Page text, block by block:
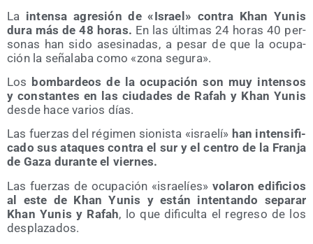
La inten­sa agre­sión de «Israel» con­tra Khan Yunis
dura más de 48 horas. En las últi­mas 24 horas 40 per­
so­nas han sido ase­si­na­das, a pesar de que la ocu­pa­
ción la seña­la­ba como «zona segura».
Los bom­bar­deos de la ocu­pa­ción son muy inten­sos
y cons­tan­tes en las ciu­da­des de Rafah y Khan Yunis
des­de hace varios días.
Las fuer­zas del régi­men sio­nis­ta «israe­lí» han inten­si­fi­
ca­do sus ata­ques con­tra el sur y el cen­tro de la Fran­ja
de Gaza duran­te el viernes.
Las fuer­zas de ocu­pa­ción «israe­líes» vola­ron edi­fi­cios
al este de Khan Yunis y están inten­tan­do sepa­rar
Khan Yunis y Rafah, lo que difi­cul­ta el regre­so de los
desplazados.